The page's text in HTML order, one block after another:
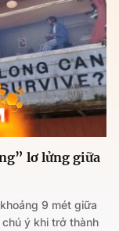
lơ lửng giữa
9 mét giữa
ý khi trở thành